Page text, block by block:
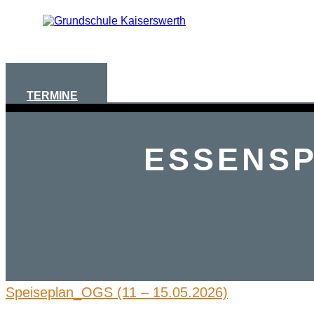
TERMINE
Speiseplan_OGS (11 – 15.05.2026)